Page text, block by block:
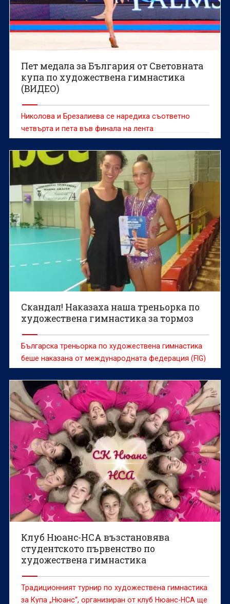
Пет медала за България от Световната
купа по художествена гимнастика
(ВИДЕО)
Николова и Брезалиева се наредиха съответно
четвърта и пета във финала на лента
Скандал! Наказаха наша треньорка по
художествена гимнастика за тормоз
Българска треньорка по художествена гимнастика
беше наказана от международната федерация (FIG)
заради тормоз над своя състезателка.
Клуб Нюанс-НСА възстановява
студентското първенство по
художествена гимнастика
Традиционният турнир по художествена гимнастика
за Купа „Нюанс“, организиран от клуб Нюанс-НСА ще